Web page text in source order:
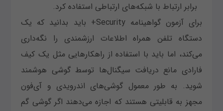
برابر ارتباط با شبکه‌های ارتباطی استفاده کرد.
برای آزمون گواهینامه Security+ باید بدانید که یک
دستگاه تلفن همراه اطلاعات ارزشمندی را نگه‌داری
می‌کند، اما باید با استفاده از راهکارهایی مثل یک کیف
فارادی مانع دریافت سیگنال‌ها توسط گوشی هوشمند
شوید. به طور معمول گوشی‌های اندرویدی و آی‌فون
مجهز به قابلیتی هستند که اجازه می‌دهند اگر گوشی گم